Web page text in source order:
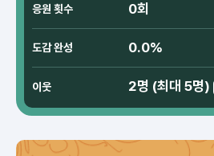
응원 횟수 0회
도감 완성 0.0%
이웃 2명 (최대 5명)